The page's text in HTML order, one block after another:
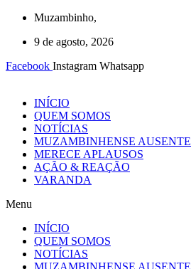
Muzambinho,
9 de agosto, 2026
Facebook Instagram Whatsapp
INÍCIO
QUEM SOMOS
NOTÍCIAS
MUZAMBINHENSE AUSENTE
MERECE APLAUSOS
AÇÃO & REAÇÃO
VARANDA
Menu
INÍCIO
QUEM SOMOS
NOTÍCIAS
MUZAMBINHENSE AUSENTE